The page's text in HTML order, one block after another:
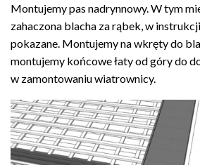
Montujemy pas nadrynnowy. W tym
zahaczona blacha za rąbek, w
pokazane. Montujemy na wkręty do
montujemy końcowe łaty od góry do
w zamontowaniu wiatrownicy.